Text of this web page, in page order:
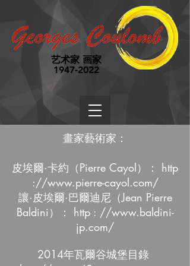
艺术家 画家
1947-2022
畫家藝術家：
皮埃爾·卡約（Pierre Cayol）： http
://www.pierre-cayol.com/
讓·皮埃爾·巴爾迪尼（Jean Pierre
Baldini）： http: //www.baldini-
jp.com/
2014年瓦爾谷城堡目錄